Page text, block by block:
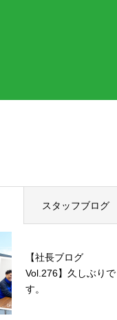
スタッフブログ
【社長ブログ
Vol.276】久しぶりで
す。